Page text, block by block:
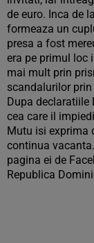
de euro. Inca de
formeaza un
presa a fost
era pe primul loc
mai mult prin
scandalurilor
Dupa declaratiile
cea care il
Mutu isi exprima
continua
pagina ei de
Republica